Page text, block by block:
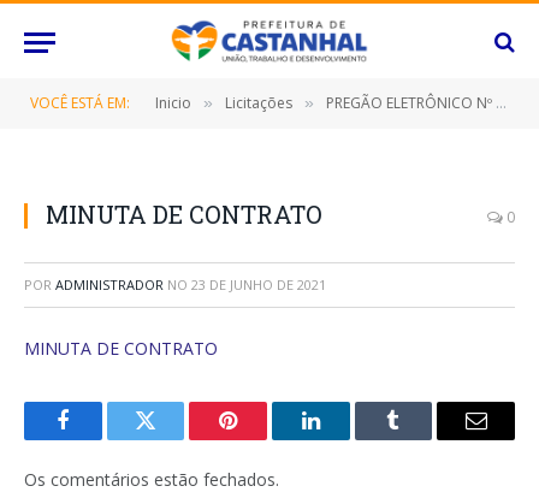
VOCÊ ESTÁ EM: Inicio » Licitações » PREGÃO ELETRÔNICO Nº 025/2021-SRP (CONTRATAÇÃO DE EMPRESA ESPECIALIZADA PARA FORNERCIMENTO DE MATERIAL TÉCNICO HOSPITALAR)
MINUTA DE CONTRATO 0
POR ADMINISTRADOR NO 23 DE JUNHO DE 2021
MINUTA DE CONTRATO
FacebookTwitter Pinterest O
Tumblr
E-
Os comentários estão fechados.